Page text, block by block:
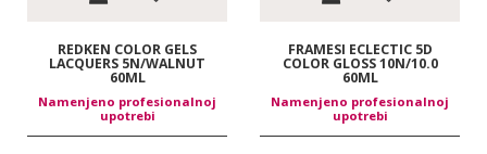
REDKEN COLOR GELS
LACQUERS 5N/WALNUT
60ML
Namenjeno profesionalnoj
upotrebi
FRAMESI ECLECTIC 5D
COLOR GLOSS 10N/10.0
60ML
Namenjeno profesionalnoj
upotrebi